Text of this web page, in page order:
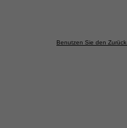
Benutzen Sie den